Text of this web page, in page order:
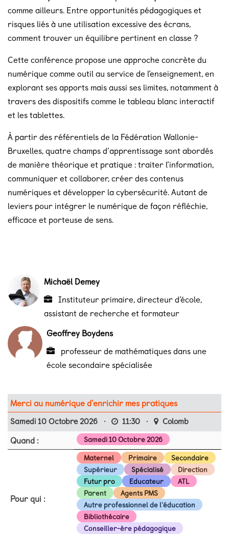
comme ailleurs. Entre opportunités pédagogiques et
risques liés à une utilisation excessive des écrans,
comment trouver un équilibre pertinent en classe ?
Cette conférence propose une approche concrète du
numérique comme outil au service de l’enseignement, en
explorant ses apports mais aussi ses limites, notamment à
travers des dispositifs comme le tableau blanc interactif
et les tablettes.
À partir des référentiels de la Fédération Wallonie-
Bruxelles, quatre champs d’apprentissage sont abordés
de manière théorique et pratique : traiter l’information,
communiquer et collaborer, créer des contenus
numériques et développer la cybersécurité. Autant de
leviers pour intégrer le numérique de façon réfléchie,
efficace et porteuse de sens.
Michaël Demey
Instituteur primaire, directeur d’école,
assistant de recherche et formateur
Geoffrey Boydens
professeur de mathématiques dans une
école secondaire spécialisée
Merci au numérique d'enrichir mes pratiques
Samedi 10 Octobre 2026 · 11:30 · Colomb
Quand : Samedi 10 Octobre 2026
Pour qui :
Maternel Primaire
Secondaire
Supérieur
Spécialisé
Direction
Futur pro
Educateur
ATL
Parent
Agents PMS
Autre professionnel de l'éducation
Bibliothécaire
Conseiller-ère pédagogique